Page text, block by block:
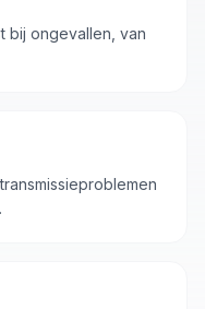
bij ongevallen, van